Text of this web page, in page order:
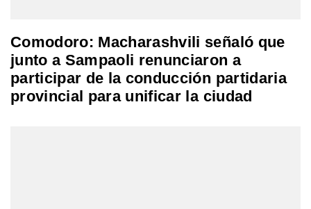
Comodoro: Macharashvili señaló que
junto a Sampaoli renunciaron a
participar de la conducción partidaria
provincial para unificar la ciudad